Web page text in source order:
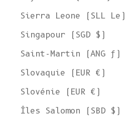
Sierra Leone (SLL Le)
Singapour (SGD $)
Saint-Martin (ANG ƒ)
Slovaquie (EUR €)
Slovénie (EUR €)
Îles Salomon (SBD $)